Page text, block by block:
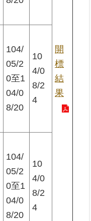
開
標
結
果
104/
05/2
0至1
04/0
8/20
10
4/0
8/2
4
104/
05/2
0至1
04/0
8/20
10
4/0
8/2
4